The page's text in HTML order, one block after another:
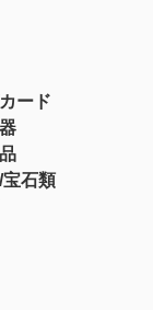
ード
石類